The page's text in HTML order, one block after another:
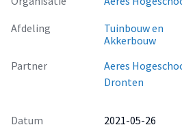
Afdeling
Tuinbouw en
Akkerbouw
Partner
Aeres
Dronten
Datum
2021-05-26